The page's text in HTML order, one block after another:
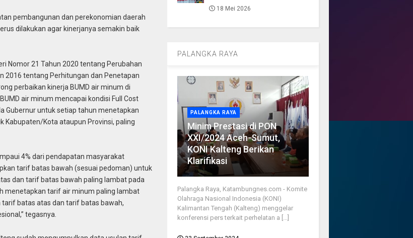
pembangunan dan perekonomian daerah
dilakukan agar kinerjanya semakin baik
Nomor 21 Tahun 2020 tentang Perubahan
2016 tentang Perhitungan dan Penetapan
perbaikan kinerja BUMD air minum di
air minum mencapai kondisi Full Cost
Gubernur untuk setiap tahun menetapkan
Kota ataupun Provinsi, paling
4% dari pendapatan masyarakat
tarif batas bawah (sesuai pedoman) untuk
dan tarif batas bawah paling lambat pada
menetapkan tarif air minum paling lambat
batas atas dan tarif batas bawah,
tegasnya.
18 Mei 2026
PALANGKA RAYA
PALANGKA RAYA
Minim Prestasi di PON
XXI/2024 Aceh-Sumut,
KONI Kalteng Berikan
Klarifikasi
Palangka Raya, Katambungnes.com - Komite
Olahraga Nasional Indonesia (KONI)
Kalimantan Tengah (Kalteng) menggelar
konferensi pers terkait perhelatan a [...]